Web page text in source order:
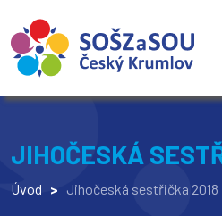
JIHOČESKÁ
Úvod > Jihočeská sestřička 2018